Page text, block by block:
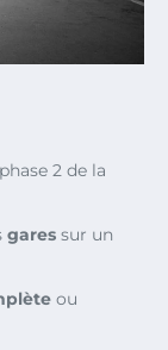
2 de la
gares sur un
ou